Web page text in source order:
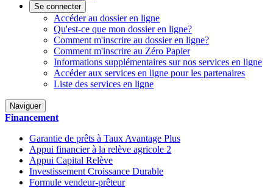
Se connecter
Accéder au dossier en ligne
Qu'est-ce que mon dossier en ligne?
Comment m'inscrire au dossier en ligne?
Comment m'inscrire au Zéro Papier
Informations supplémentaires sur nos services en ligne
Accéder aux services en ligne pour les partenaires
Liste des services en ligne
Naviguer
Financement
Garantie de prêts à Taux Avantage Plus
Appui financier à la relève agricole 2
Appui Capital Relève
Investissement Croissance Durable
Formule vendeur-prêteur